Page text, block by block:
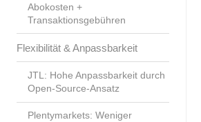
Abokosten +
Transaktionsgebühren
Flexibilität & Anpassbarkeit
JTL: Hohe Anpassbarkeit durch
Open-Source-Ansatz
Plentymarkets: Weniger